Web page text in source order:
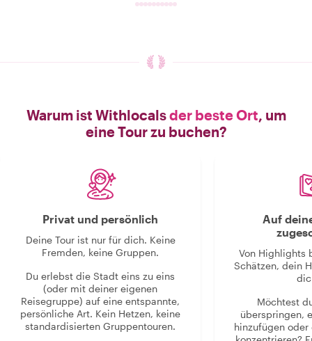
Warum ist Withlocalsder beste Ort, um
eine Tour zu buchen?
Privat und persönlich
Deine Tour ist nur für dich. Keine
Fremden, keine Gruppen.
Du erlebst die Stadt eins zu eins
(oder mit deiner eigenen
Reisegruppe) auf eine entspannte,
persönliche Art. Kein Hetzen, keine
standardisierten Gruppentouren.
Auf
Von Highlights
Schätzen, dein
Möchtest
überspringen,
hinzufügen